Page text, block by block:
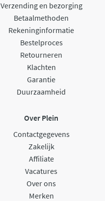
Verzending en bezorging
Betaalmethoden
Rekeninginformatie
Bestelproces
Retourneren
Klachten
Garantie
Duurzaamheid
Over Plein
Contactgegevens
Zakelijk
Affiliate
Vacatures
Over ons
Merken